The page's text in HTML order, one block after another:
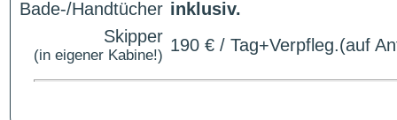
Bade-/Handtücher inklusiv.
Skipper
(in eigener Kabine!)
190 € / Tag+Verpfleg.(auf